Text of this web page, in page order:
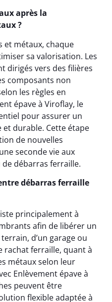
après la
?
et métaux, chaque
sa valorisation. Les
dirigés vers des filières
composants non
les règles en
épave à Viroflay, le
pour assurer un
et durable. Cette étape
de nouvelles
seconde vie aux
de débarras ferraille.
débarras ferraille
principalement à
afin de libérer un
terrain, d’un garage ou
rachat ferraille, quant à
métaux selon leur
Enlèvement épave à
peuvent être
flexible adaptée à